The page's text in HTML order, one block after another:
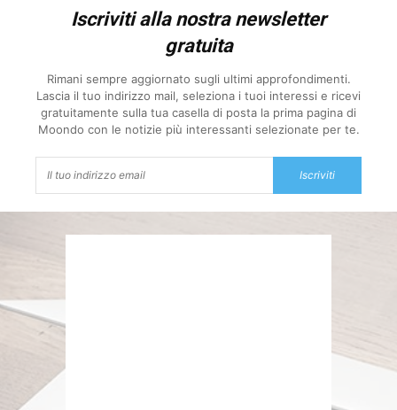
Iscriviti alla nostra newsletter
gratuita
Rimani sempre aggiornato sugli ultimi approfondimenti.
Lascia il tuo indirizzo mail, seleziona i tuoi interessi e ricevi
gratuitamente sulla tua casella di posta la prima pagina di
Moondo con le notizie più interessanti selezionate per te.
Iscriviti